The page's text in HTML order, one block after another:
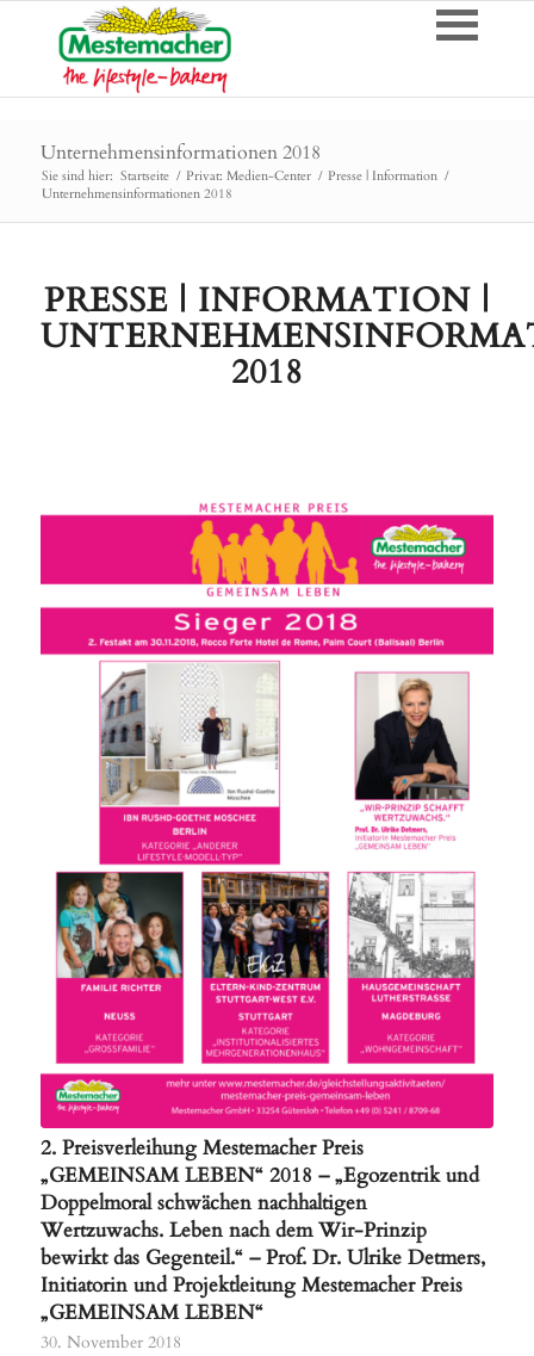
Unternehmensinformationen 2018
Sie sind hier: Startseite / Privat: Medien-Center / Presse | Information /
Unternehmensinformationen 2018
PRESSE | INFORMATION |
2018
2. Preisverleihung Mestemacher Preis
„GEMEINSAM LEBEN“ 2018 – „Egozentrik und
Doppelmoral schwächen nachhaltigen
Wertzuwachs. Leben nach dem Wir-Prinzip
bewirkt das Gegenteil.“ – Prof. Dr. Ulrike Detmers,
Initiatorin und Projektleitung Mestemacher Preis
„GEMEINSAM LEBEN“
30. November 2018